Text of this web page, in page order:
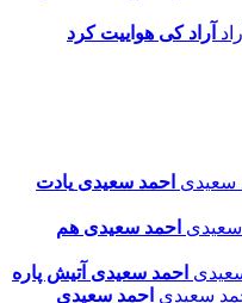
آراد کی هواییت کرد
احمد سعیدی یادت
احمد سعیدی هم
احمد سعیدی آتیش پاره
احمد سعیدی